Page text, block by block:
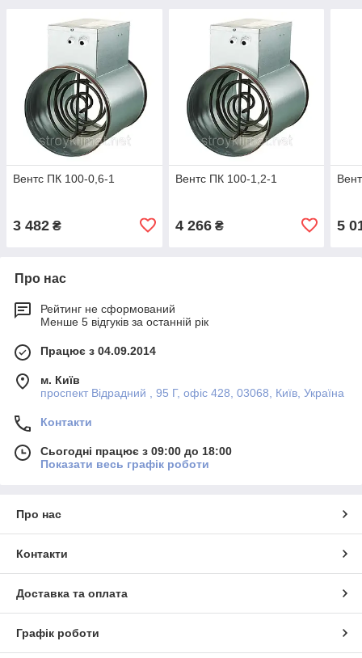
Вентс ПК 100-0,6-1
3 482 ₴
Вентс ПК 100-1,2-1
4 266₴ 5
Про нас
Рейтинг не сформований
Менше 5 відгуків за останній рік
Працює з 04.09.2014
м. Київ
проспект Відрадний , 95 Г, офіс 428, 03068, Київ, Україна
Контакти
Сьогодні працює з 09:00 до 18:00
Показати весь графік роботи
Про нас
Контакти
Доставка та оплата
Графік роботи